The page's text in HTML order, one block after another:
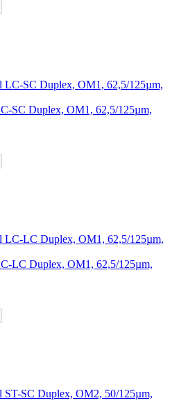
SC Duplex, OM1, 62,5/125µm,
LC Duplex, OM1, 62,5/125µm,